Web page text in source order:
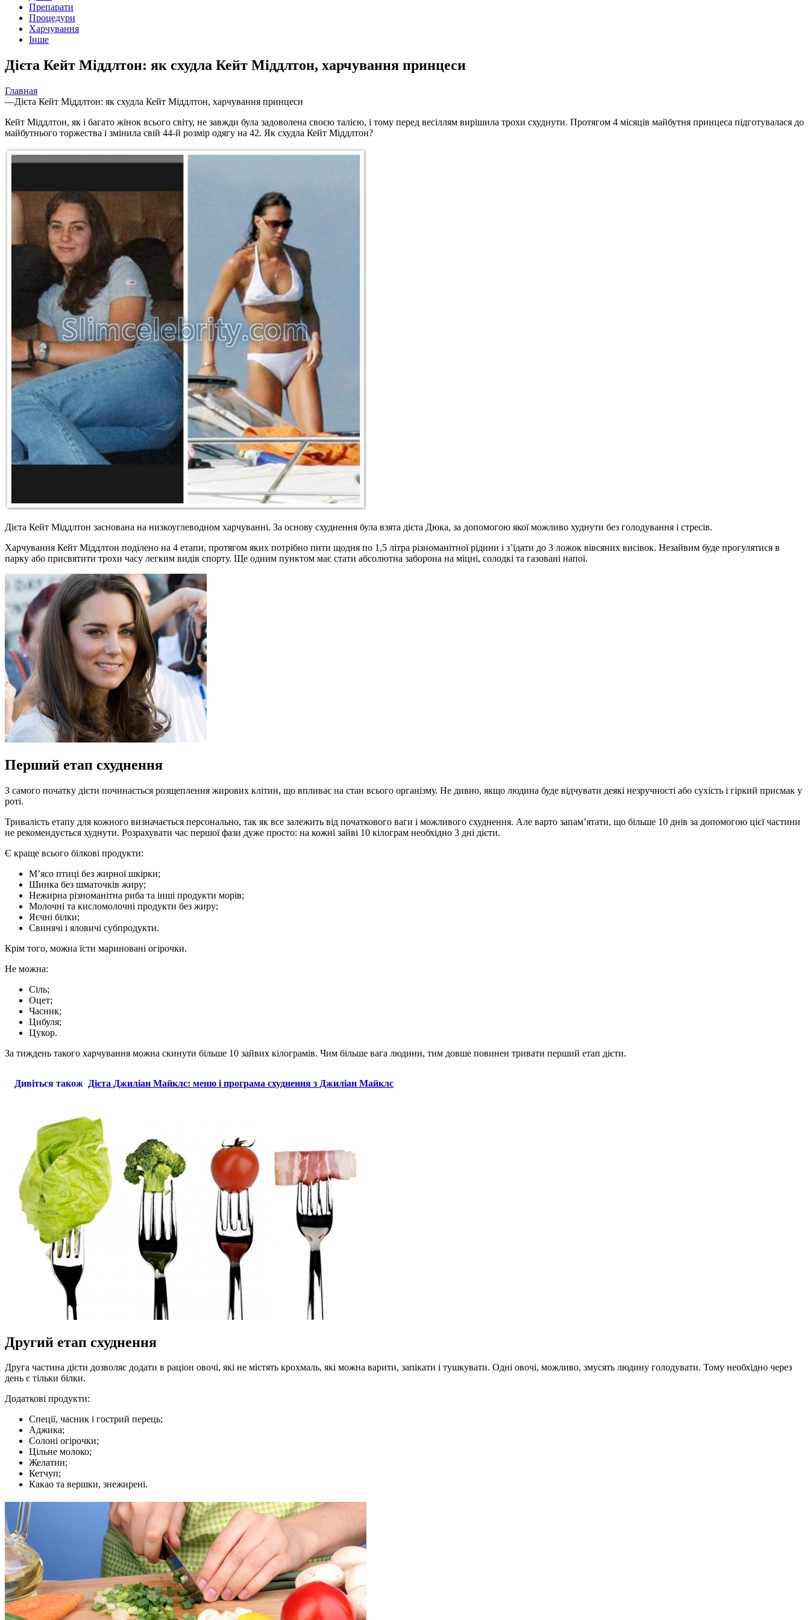
Препарати
Процедури
Харчування
Інше
Дієта Кейт Міддлтон: як схудла Кейт Міддлтон, харчування принцеси
Главная
—Дієта Кейт Міддлтон: як схудла Кейт Міддлтон, харчування принцеси
Кейт Міддлтон, як і багато жінок всього світу, не завжди була задоволена своєю талією, і тому перед весіллям вирішила трохи схуднути. Протягом 4 місяців майбутня принцеса підготувалася до
майбутнього торжества і змінила свій 44-й розмір одягу на 42. Як схудла Кейт Міддлтон?
Дієта Кейт Міддлтон заснована на низкоуглеводном харчуванні. За основу схуднення була взята дієта Дюка, за допомогою якої можливо худнути без голодування і стресів.
Харчування Кейт Міддлтон поділено на 4 етапи, протягом яких потрібно пити щодня по 1,5 літра різноманітної рідини і з’їдати до 3 ложок вівсяних висівок. Незайвим буде прогулятися в
парку або присвятити трохи часу легким видів спорту. Ще одним пунктом має стати абсолютна заборона на міцні, солодкі та газовані напої.
Перший етап схуднення
З самого початку дієти починається розщеплення жирових клітин, що впливає на стан всього організму. Не дивно, якщо людина буде відчувати деякі незручності або сухість і гіркий присмак у
роті.
Тривалість етапу для кожного визначається персонально, так як все залежить від початкового ваги і можливого схуднення. Але варто запам’ятати, що більше 10 днів за допомогою цієї частини
не рекомендується худнути. Розрахувати час першої фази дуже просто: на кожні зайві 10 кілограм необхідно 3 дні дієти.
Є краще всього білкові продукти:
М’ясо птиці без жирної шкірки;
Шинка без шматочків жиру;
Нежирна різноманітна риба та інші продукти морів;
Молочні та кисломолочні продукти без жиру;
Яєчні білки;
Свинячі і яловичі субпродукти.
Крім того, можна їсти мариновані огірочки.
Не можна:
Сіль;
Оцет;
Часник;
Цибуля;
Цукор.
За тиждень такого харчування можна скинути більше 10 зайвих кілограмів. Чим більше вага людини, тим довше повинен тривати перший етап дієти.
Дивіться також Дієта Джиліан Майклс: меню і програма схуднення з Джиліан Майклс
Другий етап схуднення
Друга частина дієти дозволяє додати в раціон овочі, які не містять крохмаль, які можна варити, запікати і тушкувати. Одні овочі, можливо, змусять людину голодувати. Тому необхідно через
день є тільки білки.
Додаткові продукти:
Спеції, часник і гострий перець;
Аджика;
Солоні огірочки;
Цільне молоко;
Желатин;
Кетчуп;
Какао та вершки, знежирені.